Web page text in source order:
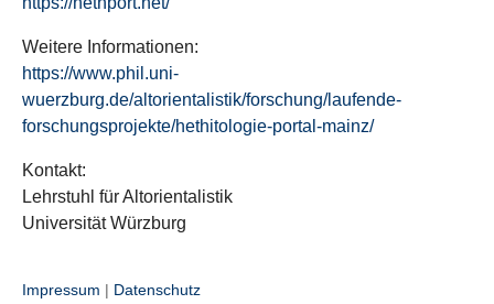
Weitere Informationen:
https://www.phil.uni-
wuerzburg.de/altorientalistik/forschung/laufende-
forschungsprojekte/hethitologie-portal-mainz/
Kontakt:
Lehrstuhl für Altorientalistik
Universität Würzburg
Impressum | Datenschutz